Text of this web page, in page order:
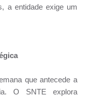
a entidade exige um
que antecede a
O SNTE explora